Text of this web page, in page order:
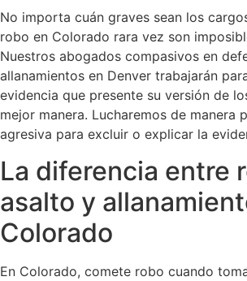
No importa cuán graves sean los
robo en Colorado rara vez son
Nuestros abogados compasivos en
allanamientos en Denver trabajarán
evidencia que presente su versión de
mejor manera. Lucharemos de manera
agresiva para excluir o explicar la
La diferencia entre
asalto y
Colorado
En Colorado, comete robo cuando